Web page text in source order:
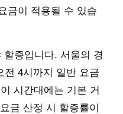
금이 적용될 수 있습
증입니다. 서울의 경
전 4시까지 일반 요금
시간대에는 기본 거
금 산정 시 할증률이